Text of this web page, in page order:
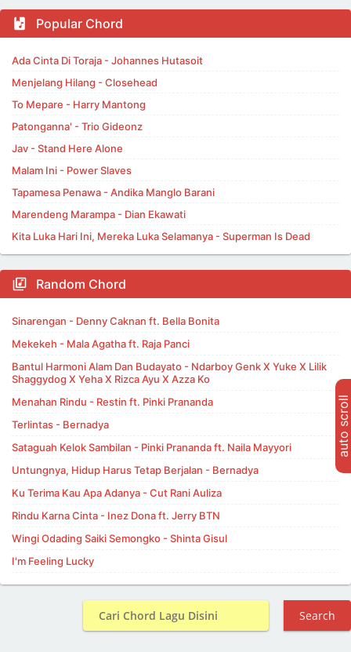
Popular Chord
Ada Cinta Di Toraja - Johannes Hutasoit
Menjelang Hilang - Closehead
To Mepare - Harry Mantong
Patonganna' - Trio Gideonz
Jav - Stand Here Alone
Malam Ini - Power Slaves
Tapamesa Penawa - Andika Manglo Barani
Marendeng Marampa - Dian Ekawati
Kita Luka Hari Ini, Mereka Luka Selamanya - Superman Is Dead
Random Chord
Sinarengan - Denny Caknan ft. Bella Bonita
Mekekeh - Mala Agatha ft. Raja Panci
Bantul Harmoni Alam Dan Budayato - Ndarboy Genk X Yuke X Lilik
Shaggydog X Yeha X Rizca Ayu X Azza Ko
Menahan Rindu - Restin ft. Pinki Prananda
Terlintas - Bernadya
Sataguah Kelok Sambilan - Pinki Prananda ft. Naila Mayyori
Untungnya, Hidup Harus Tetap Berjalan - Bernadya
Ku Terima Kau Apa Adanya - Cut Rani Auliza
Rindu Karna Cinta - Inez Dona ft. Jerry BTN
Wingi Odading Saiki Semongko - Shinta Gisul
I'm Feeling Lucky
Search
auto scroll